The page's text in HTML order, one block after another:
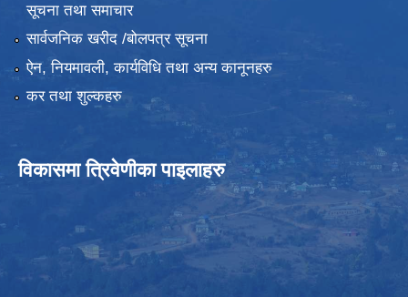
सूचना तथा समाचार
सार्वजनिक खरीद /बोलपत्र सूचना
ऐन, नियमावली, कार्यविधि तथा अन्य कानूनहरु
कर तथा शुल्कहरु
विकासमा त्रिवेणीका पाइलाहरु